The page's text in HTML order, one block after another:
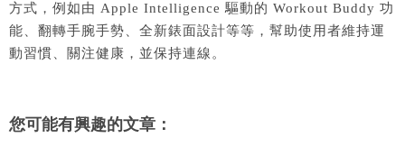
方式，例如由 Apple Intelligence 驅動的 Workout Buddy 功
能、翻轉手腕手勢、全新錶面設計等等，幫助使用者維持運
動習慣、關注健康，並保持連線。
您可能有興趣的文章：